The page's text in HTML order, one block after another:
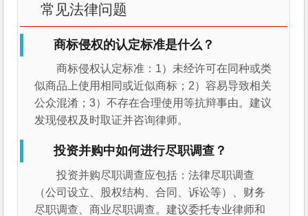
常见法律问题
商标侵权的认定标准是什么？
商标侵权认定标准：1）未经许可在同种或类
似商品上使用相同或近似商标；2）容易导致相关
公众混淆；3）不存在合理使用等抗辩事由。建议
发现侵权及时取证并咨询律师。
投资并购中如何进行尽职调查？
投资并购尽职调查应包括：法律尽职调查
（公司设立、股权结构、合同、诉讼等）、财务
尽职调查、商业尽职调查。建议委托专业律师和